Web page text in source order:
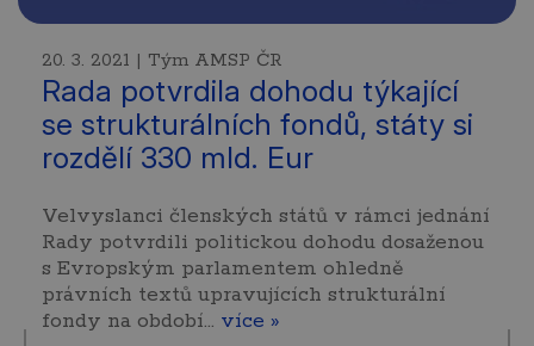
20. 3. 2021 | Tým AMSP ČR
Rada potvrdila dohodu týkající
se strukturálních fondů, státy si
rozdělí 330 mld. Eur
Velvyslanci členských států v rámci jednání
Rady potvrdili politickou dohodu dosaženou
s Evropským parlamentem ohledně
právních textů upravujících strukturální
fondy na období… více »